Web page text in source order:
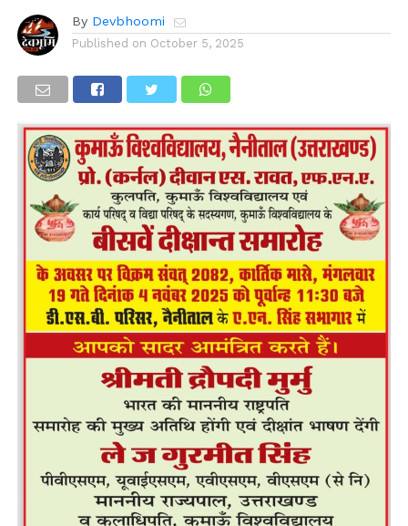
By Devbhoomi
Published on October 5, 2025